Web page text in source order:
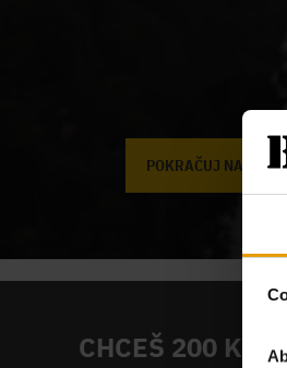
POKRAČUJ NA
CHCEŠ 200 KČ